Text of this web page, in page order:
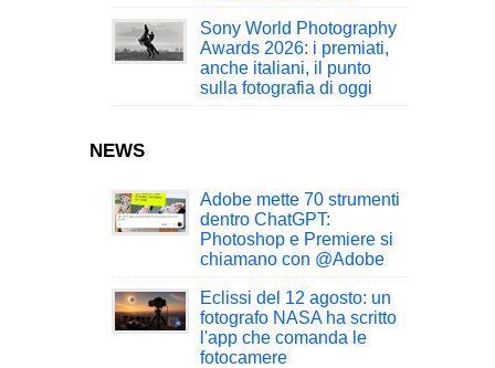
Sony World Photography
Awards 2026: i premiati,
anche italiani, il punto
sulla fotografia di oggi
NEWS
Adobe mette 70 strumenti
dentro ChatGPT:
Photoshop e Premiere si
chiamano con @Adobe
Eclissi del 12 agosto: un
fotografo NASA ha scritto
l'app che comanda le
fotocamere